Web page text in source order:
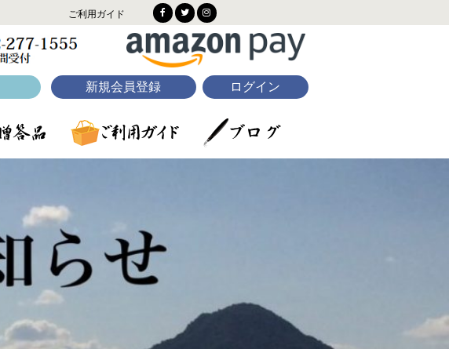
ご利用ガイド
新規会員登録 ログイン